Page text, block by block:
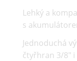
Lehký a
s
Jednoduchá
čtyřhran 3/8"